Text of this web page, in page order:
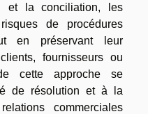
et la conciliation, les
de procédures
en préservant leur
fournisseurs ou
cette approche se
de résolution et à la
commerciales